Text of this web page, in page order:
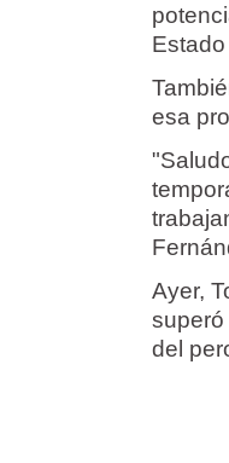
esa
Ayer,
superó
del